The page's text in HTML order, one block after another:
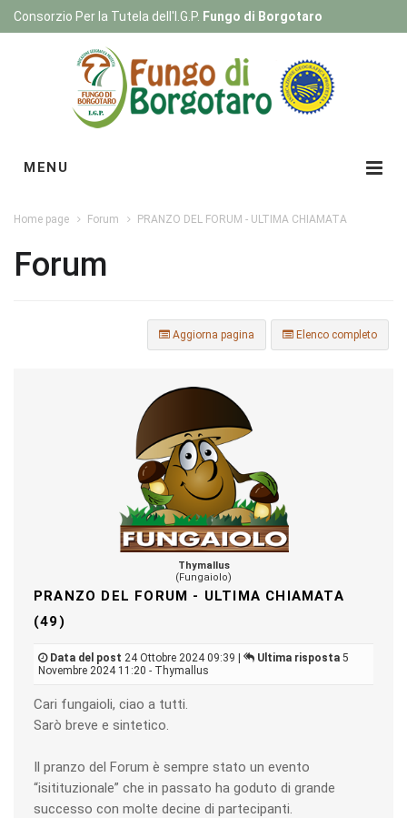
Consorzio Per la Tutela dell'I.G.P. Fungo di Borgotaro
MENU
Home page Forum PRANZO DEL FORUM - ULTIMA CHIAMATA
Forum
Elenco completo
Aggiorna pagina
Thymallus
(Fungaiolo)
PRANZO DEL FORUM - ULTIMA CHIAMATA
(49)
Data del post 24 Ottobre 2024 09:39 | Ultima risposta 5
Novembre 2024 11:20 - Thymallus
Cari fungaioli, ciao a tutti.
Sarò breve e sintetico.
Il pranzo del Forum è sempre stato un evento
“isitituzionale” che in passato ha goduto di grande
successo con molte decine di partecipanti.